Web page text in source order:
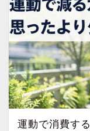
運動で消費す